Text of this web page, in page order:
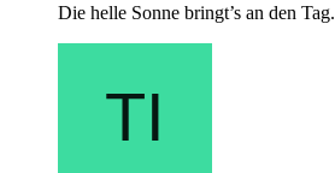
Die helle Sonne bringt’s an den Tag.